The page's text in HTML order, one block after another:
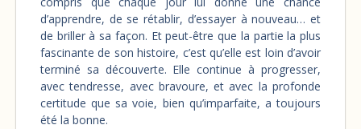
d’apprendre, de se rétablir, d’essayer à nouveau… et
de briller à sa façon. Et peut-être que la partie la plus
fascinante de son histoire, c’est qu’elle est loin d’avoir
terminé sa découverte. Elle continue à progresser,
avec tendresse, avec bravoure, et avec la profonde
certitude que sa voie, bien qu’imparfaite, a toujours
été la bonne.